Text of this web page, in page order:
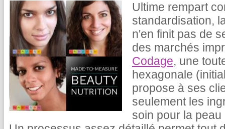
Ultime rempart
standardisation,
n'en finit pas de
des marchés
Codage, une
hexagonale
propose à ses
seulement les
soin pour la